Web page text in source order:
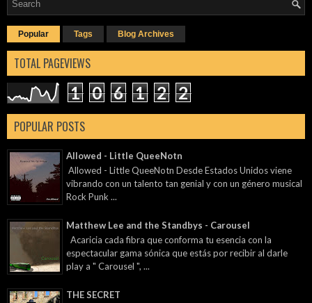
Popular Tags Blog Archives
TOTAL PAGEVIEWS
1 0 6 1 2 2
POPULAR POSTS
Allowed - Little QueeNotn
Allowed - Little QueeNotn Desde Estados Unidos viene
vibrando con un talento tan genial y con un género musical
Rock Punk ...
Matthew Lee and the Standbys - Carousel
Acaricia cada fibra que conforma tu esencia con la
espectacular gama sónica que estás por recibir al darle
play a " Carousel ", ...
THE SECRET